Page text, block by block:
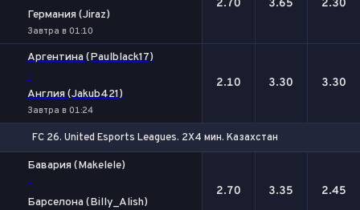
Германия (Jiraz)
Завтра в 01:10
2.70 3.65 2.30
Аргентина (Paulblack17)
-
Англия (Jakub421)
Завтра в 01:24
2.10 3.30 3.30
FC 26. United Esports Leagues. 2X4 мин. Казахстан
Бавария (Makelele)
-
Барселона (Billy_Alish)
2.70 3.35 2.45